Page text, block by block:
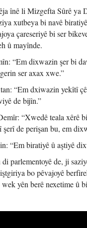
înê li Mizgefta Sûrê ya
xutbeya bi navê
çareseriyê bi ser
û mayînde.
“Em dixwazin şer bi
ser axax xwe.”
“Em dxiwazin yekîtî
de bijîn.”
“Xwedê teala xêrê
de perişan bu, em
“Em biratiyê û aştiyê
parlementoyê de, ji
bo pêvajoyê
yên berê nexetime û